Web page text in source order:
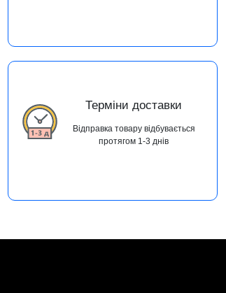
Терміни доставки
Відправка товару відбувається
протягом 1-3 днів